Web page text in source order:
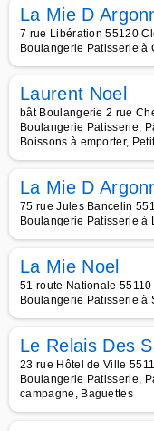
La Mie D
7 rue Libération 55120
Boulangerie Patisserie à
Laurent Noel
bât Boulangerie 2 rue
Boulangerie Patisserie,
Boissons à emporter,
La Mie D
75 rue Jules Bancelin
Boulangerie Patisserie à
La Mie Noel
51 route Nationale
Boulangerie Patisserie à
Le Relais Des
23 rue Hôtel de Ville
Boulangerie Patisserie,
campagne, Baguettes